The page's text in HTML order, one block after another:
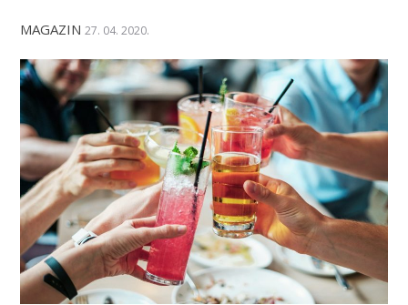
MAGAZIN 27. 04. 2020.